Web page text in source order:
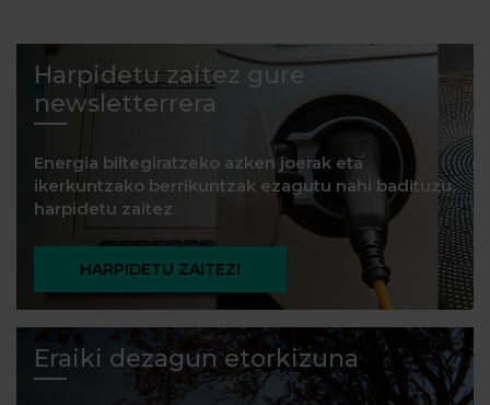
Harpidetu zaitez gure
newsletterrera
Energia biltegiratzeko azken joerak eta
ikerkuntzako berrikuntzak ezagutu nahi badituzu,
harpidetu zaitez.
HARPIDETU ZAITEZ!
Eraiki dezagun etorkizuna